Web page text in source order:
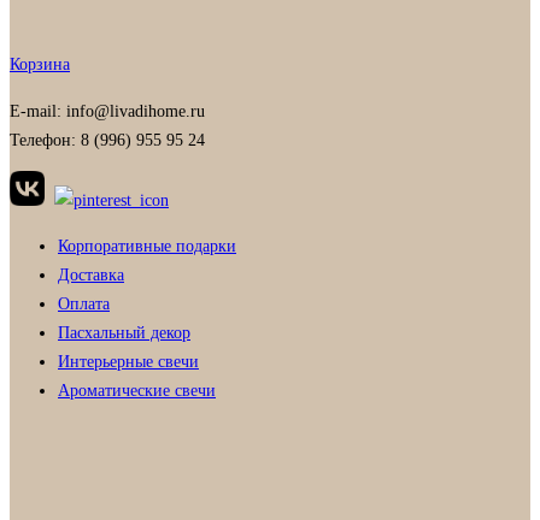
Корзина
E-mail: info@livadihome.ru
Телефон: 8 (996) 955 95 24
Корпоративные подарки
Доставка
Оплата
Пасхальный декор
Интерьерные свечи
Ароматические свечи